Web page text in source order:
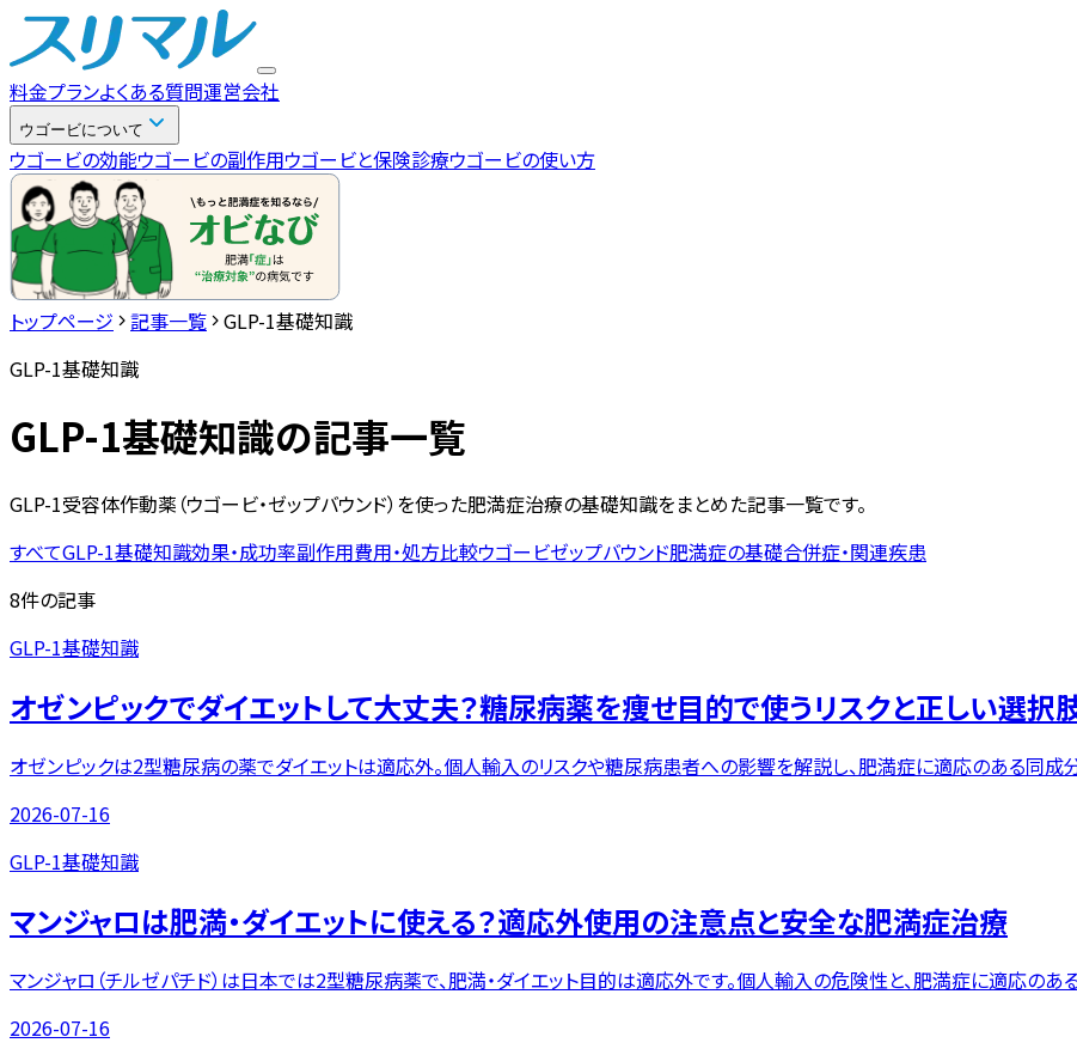
料金プランよくある質問運営会社
ウゴービについて
ウゴービの効能ウゴービの副作用ウゴービと保険診療ウゴービの使い方
トップページ 記事一覧 GLP-1基礎知識
GLP-1基礎知識
GLP-1基礎知識の記事一覧
GLP-1受容体作動薬（ウゴービ・ゼップバウンド）を使った肥満症治療の基礎知識をまとめた記事一覧です。
すべてGLP-1基礎知識効果・成功率副作用費用・処方比較ウゴービゼップバウンド肥満症の基礎合併症・関連疾患
8件の記事
GLP-1基礎知識
オゼンピックでダイエットして大丈夫？糖尿病薬を痩せ目的で使うリスクと正しい選択
オゼンピックは2型糖尿病の薬でダイエットは適応外。個人輸入のリスクや糖尿病患者への影響を解説し、肥満症に適応のある同
2026-07-16
GLP-1基礎知識
マンジャロは肥満・ダイエットに使える？適応外使用の注意点と安全な肥満症治療
マンジャロ（チルゼパチド）は日本では2型糖尿病薬で、肥満・ダイエット目的は適応外です。個人輸入の危険性と、肥満症に適応の
2026-07-16